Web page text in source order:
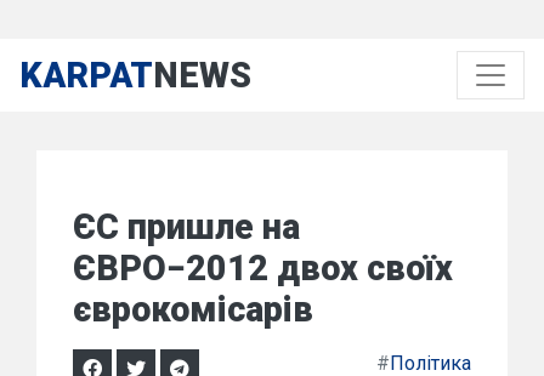
KARPATNEWS
ЄС пришле на
ЄВРО−2012 двох своїх
єврокомісарів
#Політика